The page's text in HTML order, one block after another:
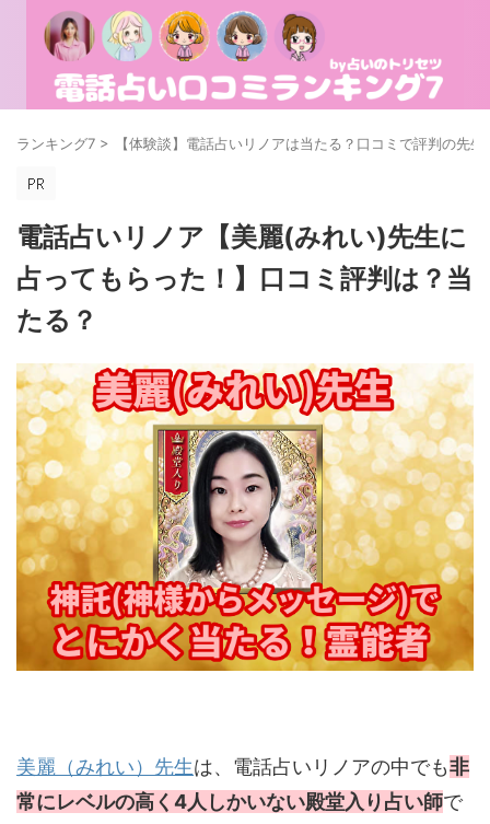
ランキング7 > 【体験談】電話占いリノアは当たる？口コミで評判の先
電話占いリノア【美麗(みれい)先生に
占ってもらった！】口コミ評判は？当
たる？
美麗（みれい）先生は、電話占いリノアの中でも非
常にレベルの高く4人しかいない殿堂入り占い師で